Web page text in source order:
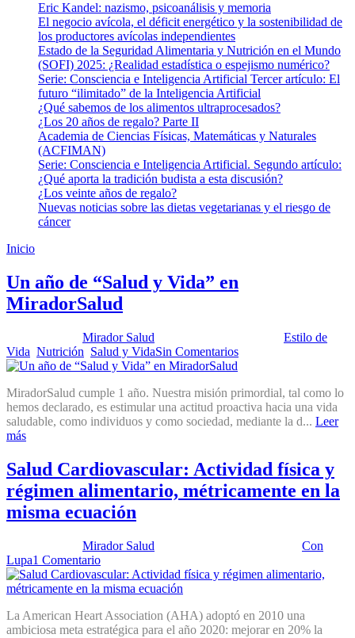
Eric Kandel: nazismo, psicoanálisis y memoria
El negocio avícola, el déficit energético y la sostenibilidad de
los productores avícolas independientes
Estado de la Seguridad Alimentaria y Nutrición en el Mundo
(SOFI) 2025: ¿Realidad estadística o espejismo numérico?
Serie: Consciencia e Inteligencia Artificial Tercer artículo: El
futuro “ilimitado” de la Inteligencia Artificial
¿Qué sabemos de los alimentos ultraprocesados?
¿Los 20 años de regalo? Parte II
Academia de Ciencias Físicas, Matemáticas y Naturales
(ACFIMAN)
Serie: Consciencia e Inteligencia Artificial. Segundo artículo:
¿Qué aporta la tradición budista a esta discusión?
¿Los veinte años de regalo?
Nuevas noticias sobre las dietas vegetarianas y el riesgo de
cáncer
Inicio
Un año de “Salud y Vida” en
MiradorSalud
Mirador Salud
Estilo de
Vida Nutrición Salud y VidaSin Comentarios
MiradorSalud cumple 1 año. Nuestra misión primordial, tal como lo
hemos declarado, es estimular una actitud proactiva hacia una vida
saludable, como individuos y como sociedad, mediante la d... Leer
más
Salud Cardiovascular: Actividad física y
régimen alimentario, métricamente en la
misma ecuación
Mirador Salud
Con
Lupa1 Comentario
La American Heart Association (AHA) adoptó en 2010 una
ambiciosa meta estratégica para el año 2020: mejorar en 20% la